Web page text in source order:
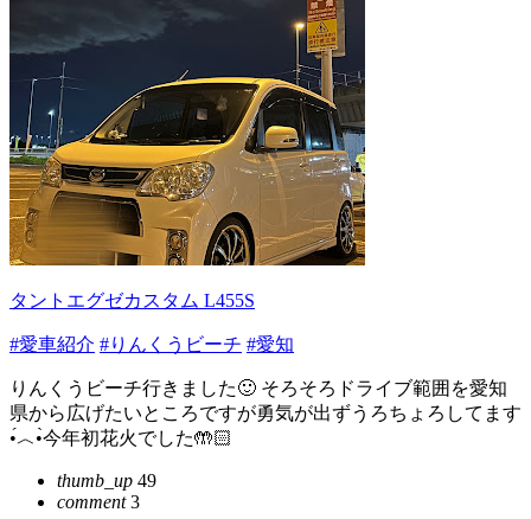
タントエグゼカスタム L455S
#愛車紹介 #りんくうビーチ #愛知
りんくうビーチ行きました🙂 そろそろドライブ範囲を愛知
県から広げたいところですが勇気が出ずうろちょろしてます
•́︿•̀今年初花火でした🤲🏻
thumb_up 49
comment3